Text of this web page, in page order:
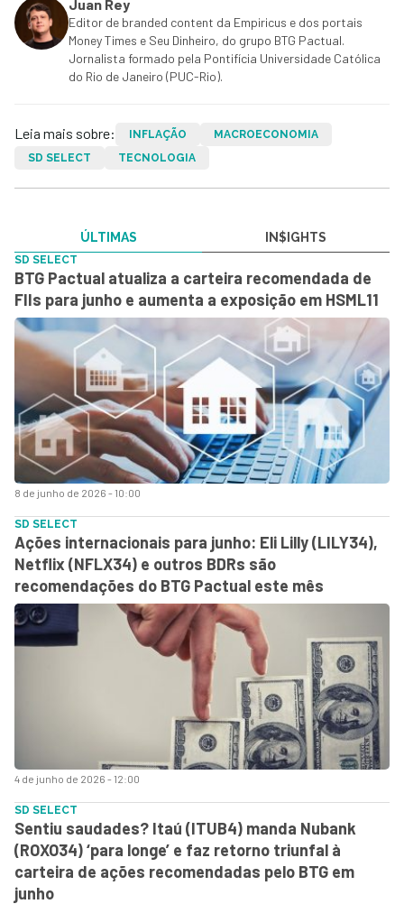
Juan Rey
Editor de branded content da Empiricus e dos portais
Money Times e Seu Dinheiro, do grupo BTG Pactual.
Jornalista formado pela Pontifícia Universidade Católica
do Rio de Janeiro (PUC-Rio).
Leia mais sobre: INFLAÇÃO
MACROECONOMIA
SD SELECT
TECNOLOGIA
ÚLTIMAS IN$IGHTS
8 de junho de 2026 - 10:00
SD SELECT
BTG Pactual atualiza a carteira recomendada de
FIIs para junho e aumenta a exposição em HSML11
4 de junho de 2026 - 12:00
SD SELECT
Ações internacionais para junho: Eli Lilly (LILY34),
Netflix (NFLX34) e outros BDRs são
recomendações do BTG Pactual este mês
SD SELECT
Sentiu saudades? Itaú (ITUB4) manda Nubank
(ROXO34) ‘para longe’ e faz retorno triunfal à
carteira de ações recomendadas pelo BTG em
junho